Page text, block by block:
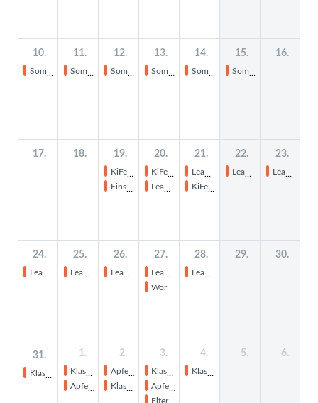
10.
Sommerferien
11.
Sommerferien
12.
Sommerferien
13.
Sommerferien
14.
Sommerferien
15.
Sommerferien
16.
17. 18. 19.
KiFeDo Jg.3
Einschulung der ersten Klassen
20.
KiFeDo Jg.3
LeaH SH
21.
LeaH SH
KiFeDo Jg.3
22.
LeaH SH
23.
LeaH SH
24.
LeaH SH
25.
LeaH SH
26.
LeaH SH
27.
LeaH SH
Workshopmesse
28.
LeaH SH
29. 30.
31.
Klassenfahrt 4a
1.
Klassenfahrt 4a
Apfelwiese
2.
Apfelwiese
Klassenfahrt 4a
3.
Klassenfahrt 4a
Apfelwiese
Elternabend Jg. 1,3,5,7,9,10
4.
Klassenfahrt 4a
5. 6.